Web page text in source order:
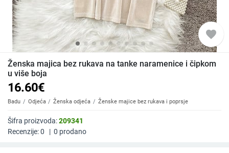
favorite
Ženska majica bez rukava na tanke naramenice i čipkom
u više boja
16.60€
Badu Odjeća Ženska odjeća Ženske majice bez rukava i poprsje
Šifra proizvoda:209341
Recenzije:0 | 0 prodano